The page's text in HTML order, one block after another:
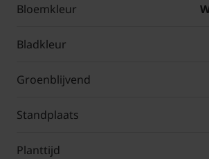
Bloemkleur
Bladkleur
Groenblijvend
Standplaats
Planttijd